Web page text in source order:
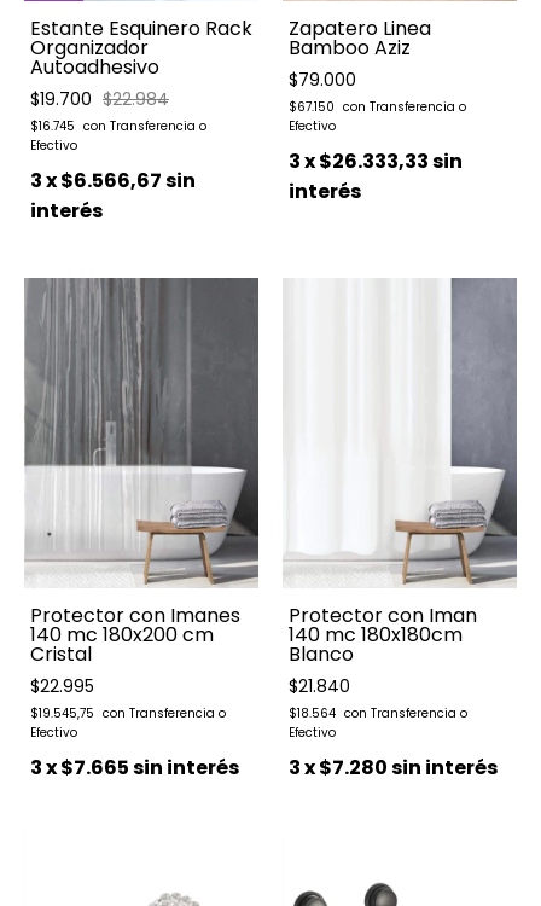
Estante Esquinero Rack
Organizador
Autoadhesivo
$19.700 $22.984
$16.745
3x$6.566,67sin
interés
Zapatero Linea
Bamboo Aziz
$79.000
$67.150
3x$26.333,33sin
interés
Protector con Imanes
140 mc 180x200 cm
Cristal
$22.995
$19.545,75
3x$7.665sin interés
Protector con Iman
140 mc 180x180cm
Blanco
$21.840
$18.564
3x$7.280sin interés